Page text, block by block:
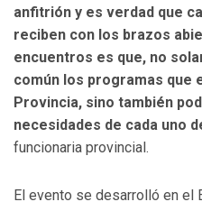
anfitrión y es verdad que
reciben con los brazos
encuentros es que, no
común los programas que
Provincia, sino también
necesidades de cada uno
funcionaria provincial.
El evento se desarrolló en el